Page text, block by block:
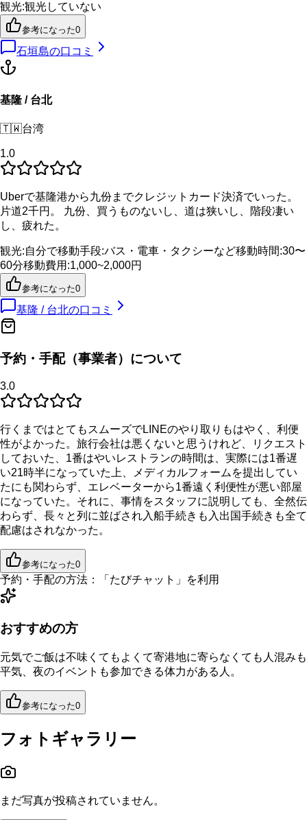
観光:観光していない
参考になった0
石垣島の口コミ
基隆 / 台北
🇹🇼台湾
1.0
Uberで基隆港から九份までクレジットカード決済でいった。
片道2千円。 九份、買うものないし、道は狭いし、階段凄い
し、疲れた。
観光:自分で移動手段:バス・電車・タクシーなど移動時間:30〜
60分移動費用 :1,000~2,000円
参考になった0
基隆 / 台北の口コミ
予約・手配（事業者）について
3.0
行くまではとてもスムーズでLINEのやり取りもはやく、利便
性がよかった。旅行会社は悪くないと思うけれど、リクエスト
しておいた、1番はやいレストランの時間は、実際には1番遅
い21時半になっていた上、メディカルフォームを提出してい
たにも関わらず、エレベーターから1番遠く利便性が悪い部屋
になっていた。それに、事情をスタッフに説明しても、全然伝
わらず、長々と列に並ばされ入船手続きも入出国手続きも全て
配慮はされなかった。
参考になった0
予約・手配の方法： 「 たびチャット 」を利用
おすすめの方
元気でご飯は不味くてもよくて寄港地に寄らなくても人混みも
平気、夜のイベントも参加できる体力がある人。
参考になった0
フォトギャラリー
まだ写真が投稿されていません。